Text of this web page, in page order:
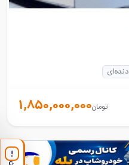
دنده‌ای
1,850,000,000تومان
!